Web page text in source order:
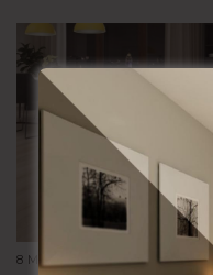
8 MM